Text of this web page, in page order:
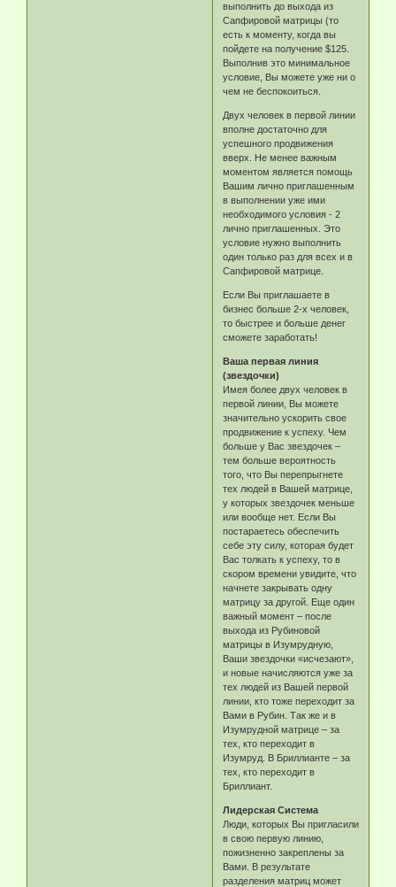
выполнить до выхода из
Сапфировой матрицы (то
есть к моменту, когда вы
пойдете на получение $125.
Выполнив это минимальное
условие, Вы можете уже ни о
чем не беспокоиться.
Двух человек в первой линии
вполне достаточно для
успешного продвижения
вверх. Не менее важным
моментом является помощь
Вашим лично приглашенным
в выполнении уже ими
необходимого условия - 2
лично приглашенных. Это
условие нужно выполнить
один только раз для всех и в
Сапфировой матрице.
Если Вы приглашаете в
бизнес больше 2-х человек,
то быстрее и больше денег
сможете заработать!
Ваша первая линия
(звездочки)
Имея более двух человек в
первой линии, Вы можете
значительно ускорить свое
продвижение к успеху. Чем
больше у Вас звездочек –
тем больше вероятность
того, что Вы перепрыгнете
тех людей в Вашей матрице,
у которых звездочек меньше
или вообще нет. Если Вы
постараетесь обеспечить
себе эту силу, которая будет
Вас толкать к успеху, то в
скором времени увидите, что
начнете закрывать одну
матрицу за другой. Еще один
важный момент – после
выхода из Рубиновой
матрицы в Изумрудную,
Ваши звездочки «исчезают»,
и новые начисляются уже за
тех людей из Вашей первой
линии, кто тоже переходит за
Вами в Рубин. Так же и в
Изумрудной матрице – за
тех, кто переходит в
Изумруд. В Бриллианте – за
тех, кто переходит в
Бриллиант.
Лидерская Система
Люди, которых Вы пригласили
в свою первую линию,
пожизненно закреплены за
Вами. В результате
разделения матриц может